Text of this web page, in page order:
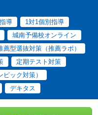
導
1対1個別指導
城南予備校オンライン
薦型選抜対策（推薦ラボ）
定期テスト対策
ック対策）
デキタス